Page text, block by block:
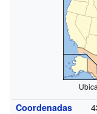
Coordenadas